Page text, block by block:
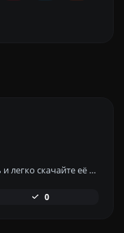
Создайте свою собственную подпись и легко скачайте её с помощью нашего инструмента для генерации персонализированных электронных подписей.
0